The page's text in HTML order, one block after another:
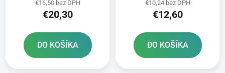
BRISK - Česká republika
€16,50 bez DPH
€20,30
DO KOŠÍKA
€10,24 bez DPH
€12,60
DO KOŠÍKA